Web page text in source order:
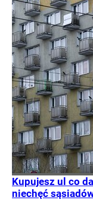
Kupujesz ul co
niechęć